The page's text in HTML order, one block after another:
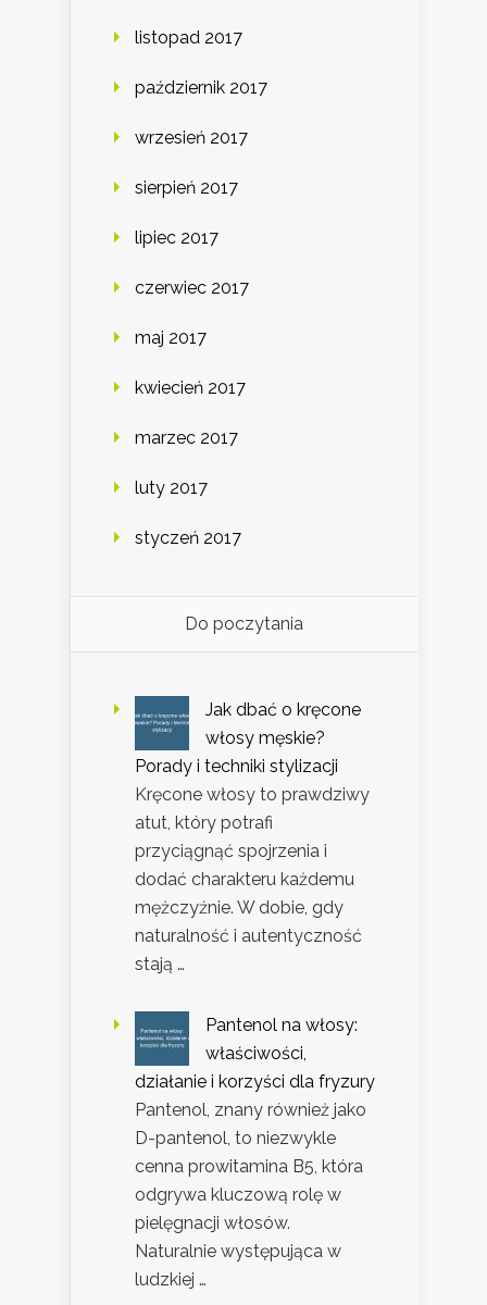
listopad 2017
październik 2017
wrzesień 2017
sierpień 2017
lipiec 2017
czerwiec 2017
maj 2017
kwiecień 2017
marzec 2017
luty 2017
styczeń 2017
Do poczytania
Jak dbać o kręcone
włosy męskie?
Porady i techniki stylizacji
Kręcone włosy to prawdziwy
atut, który potrafi
przyciągnąć spojrzenia i
dodać charakteru każdemu
mężczyźnie. W dobie, gdy
naturalność i autentyczność
stają …
Pantenol na włosy:
właściwości,
działanie i korzyści dla fryzury
Pantenol, znany również jako
D-pantenol, to niezwykle
cenna prowitamina B5, która
odgrywa kluczową rolę w
pielęgnacji włosów.
Naturalnie występująca w
ludzkiej …